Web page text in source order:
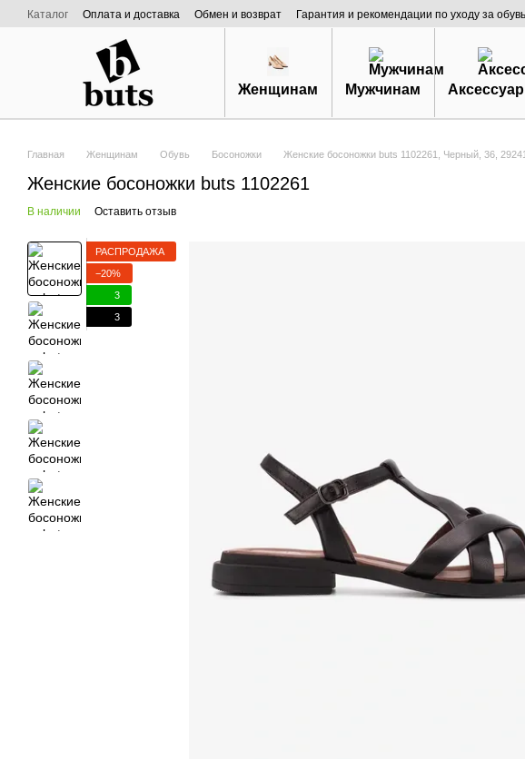
Перейти к основному контенту
Каталог Оплата и доставка Обмен и возврат Гарантия и рекомендации по уходу за
О нас
Женщинам Мужчинам
Главная Женщинам Обувь Босоножки Женские босоножки buts 1102261, Черный, 36,
Женские босоножки buts 1102261
В наличии Оставить отзыв
РАСПРОДАЖА
−20%
3
3